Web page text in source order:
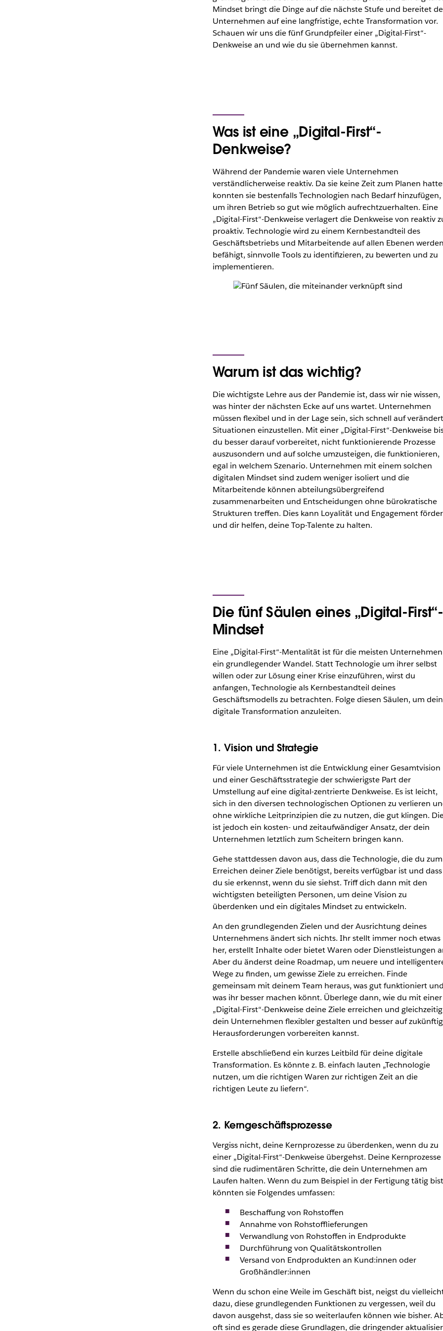
Mindset bringt die Dinge auf die nächste Stufe und bereitet
Unternehmen auf eine langfristige, echte Transformation vor.
Schauen wir uns die fünf Grundpfeiler einer „Digital-First“-
Denkweise an und wie du sie übernehmen kannst.
Was ist eine „Digital-First“-
Denkweise?
Während der Pandemie waren viele Unternehmen
verständlicherweise reaktiv. Da sie keine Zeit zum Planen
konnten sie bestenfalls Technologien nach Bedarf hinzufügen,
um ihren Betrieb so gut wie möglich aufrechtzuerhalten. Eine
„Digital-First“-Denkweise verlagert die Denkweise von reaktiv
proaktiv. Technologie wird zu einem Kernbestandteil des
Geschäftsbetriebs und Mitarbeitende auf allen Ebenen werden
befähigt, sinnvolle Tools zu identifizieren, zu bewerten und zu
implementieren.
Warum ist das wichtig?
Die wichtigste Lehre aus der Pandemie ist, dass wir nie wissen,
was hinter der nächsten Ecke auf uns wartet. Unternehmen
müssen flexibel und in der Lage sein, sich schnell auf
Situationen einzustellen. Mit einer „Digital-First“-Denkweise
du besser darauf vorbereitet, nicht funktionierende Prozesse
auszusondern und auf solche umzusteigen, die funktionieren,
egal in welchem Szenario. Unternehmen mit einem solchen
digitalen Mindset sind zudem weniger isoliert und die
Mitarbeitende können abteilungsübergreifend
zusammenarbeiten und Entscheidungen ohne bürokratische
Strukturen treffen. Dies kann Loyalität und Engagement
und dir helfen, deine Top-Talente zu halten.
Die fünf Säulen eines „Digital-First“-
Mindset
Eine „Digital-First“-Mentalität ist für die meisten Unternehmen
ein grundlegender Wandel. Statt Technologie um ihrer selbst
willen oder zur Lösung einer Krise einzuführen, wirst du
anfangen, Technologie als Kernbestandteil deines
Geschäftsmodells zu betrachten. Folge diesen Säulen, um
digitale Transformation anzuleiten.
1. Vision und Strategie
Für viele Unternehmen ist die Entwicklung einer Gesamtvision
und einer Geschäftsstrategie der schwierigste Part der
Umstellung auf eine digital-zentrierte Denkweise. Es ist leicht,
sich in den diversen technologischen Optionen zu verlieren
ohne wirkliche Leitprinzipien die zu nutzen, die gut klingen.
ist jedoch ein kosten- und zeitaufwändiger Ansatz, der dein
Unternehmen letztlich zum Scheitern bringen kann.
Gehe stattdessen davon aus, dass die Technologie, die du zum
Erreichen deiner Ziele benötigst, bereits verfügbar ist und dass
du sie erkennst, wenn du sie siehst. Triff dich dann mit den
wichtigsten beteiligten Personen, um deine Vision zu
überdenken und ein digitales Mindset zu entwickeln.
An den grundlegenden Zielen und der Ausrichtung deines
Unternehmens ändert sich nichts. Ihr stellt immer noch etwas
her, erstellt Inhalte oder bietet Waren oder Dienstleistungen
Aber du änderst deine Roadmap, um neuere und
Wege zu finden, um gewisse Ziele zu erreichen. Finde
gemeinsam mit deinem Team heraus, was gut funktioniert und
was ihr besser machen könnt. Überlege dann, wie du mit einer
„Digital-First“-Denkweise deine Ziele erreichen und gleichzeitig
dein Unternehmen flexibler gestalten und besser auf
Herausforderungen vorbereiten kannst.
Erstelle abschließend ein kurzes Leitbild für deine digitale
Transformation. Es könnte z. B. einfach lauten „Technologie
nutzen, um die richtigen Waren zur richtigen Zeit an die
richtigen Leute zu liefern“.
2. Kerngeschäftsprozesse
Vergiss nicht, deine Kernprozesse zu überdenken, wenn du zu
einer „Digital-First“-Denkweise übergehst. Deine Kernprozesse
sind die rudimentären Schritte, die dein Unternehmen am
Laufen halten. Wenn du zum Beispiel in der Fertigung tätig
könnten sie Folgendes umfassen:
Beschaffung von Rohstoffen
Annahme von Rohstofflieferungen
Verwandlung von Rohstoffen in Endprodukte
Durchführung von Qualitätskontrollen
Versand von Endprodukten an Kund:innen oder
Großhändler:innen
Wenn du schon eine Weile im Geschäft bist, neigst du
dazu, diese grundlegenden Funktionen zu vergessen, weil du
davon ausgehst, dass sie so weiterlaufen können wie bisher.
oft sind es gerade diese Grundlagen, die dringender